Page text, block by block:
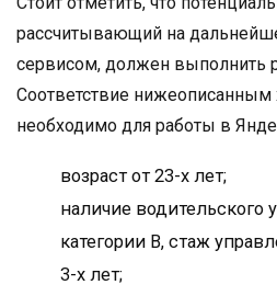
рассчитывающий на
сервисом, должен выполнить
Соответствие нижеописанным
необходимо для работы в
возраст от 23-х лет;
наличие водительского
категории B, стаж
3-х лет;